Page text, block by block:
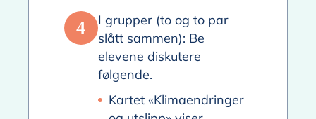
4
I grupper (to og to par
slått sammen): Be
elevene diskutere
følgende.
Kartet «Klimaendringer